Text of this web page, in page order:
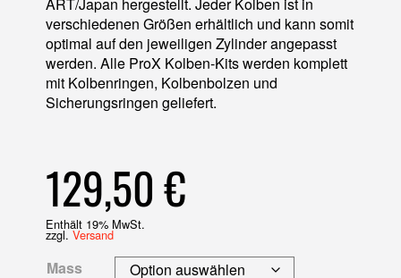
verschiedenen Größen erhältlich und kann somit
optimal auf den jeweiligen Zylinder angepasst
werden. Alle ProX Kolben-Kits werden komplett
mit Kolbenringen, Kolbenbolzen und
Sicherungsringen geliefert.
129,50€
Enthält 19% MwSt.
zzgl.Versand
Mass